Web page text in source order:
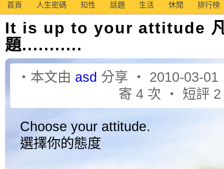
首頁 人生密碼 知性 話題 生活 休閒 排行榜
It is up to your attitude 凡
題...........
‧本文由 asd 分享 ‧ 2010-03-
寄 4 次 ‧ 短評
Choose your attitude.
選擇你的態度